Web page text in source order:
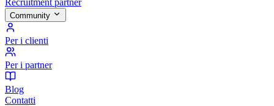
Recruitment partner
Community
Per i clienti
Per i partner
Blog
Contatti